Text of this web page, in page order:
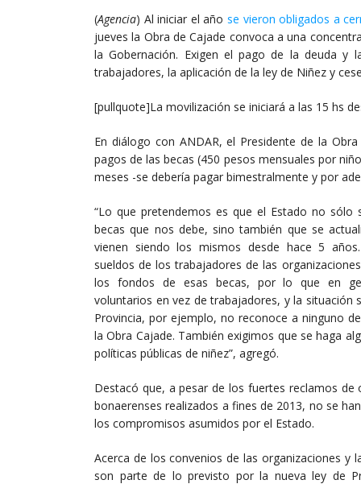
(Agencia) Al iniciar el añose vieron obligados a
jueves la Obra de Cajade convoca a una
la Gobernación. Exigen el pago de la deuda y
trabajadores, la aplicación de la ley de Niñez y
[pullquote]La movilización se iniciará a las 15 hs
En diálogo con ANDAR, el Presidente de la
pagos de las becas (450 pesos mensuales por
meses -se debería pagar bimestralmente y por
“Lo que pretendemos es que el Estado no sólo
becas que nos debe, sino también que se
vienen siendo los mismos desde hace 5
sueldos de los trabajadores de las
los fondos de esas becas, por lo que en
voluntarios en vez de trabajadores, y la situación
Provincia, por ejemplo, no reconoce a ninguno
la Obra Cajade. También exigimos que se haga
políticas públicas de niñez”, agregó.
Destacó que, a pesar de los fuertes reclamos de
bonaerenses realizados a fines de 2013, no se
los compromisos asumidos por el Estado.
Acerca de los convenios de las organizaciones y
son parte de lo previsto por la nueva ley de